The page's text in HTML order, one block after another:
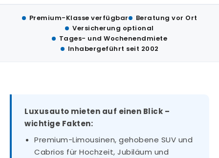
Premium-Klasse verfügbar
Beratung vor Ort
Versicherung optional
Tages- und Wochenendmiete
Inhabergeführt seit 2002
Luxusauto mieten auf einen Blick –
wichtige Fakten:
Premium-Limousinen, gehobene SUV und
Cabrios für Hochzeit, Jubiläum und